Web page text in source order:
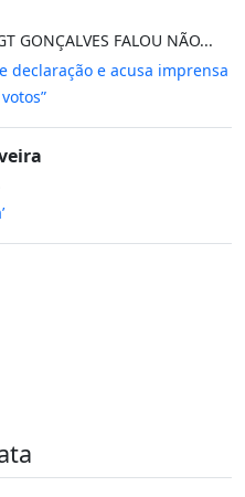
GONÇALVES FALOU NÃO...
declaração e acusa imprensa